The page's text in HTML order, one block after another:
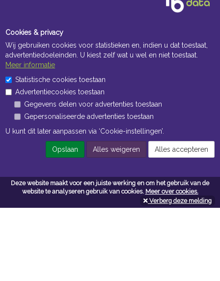
Deze website maakt voor een juiste werking en om het gebruik van de
website te analyseren gebruik van cookies. Meer over cookies.
Verberg deze melding
Contacteer ons
Cookies & privacy
Wij gebruiken cookies voor statistieken en, indien u dat toestaat,
advertentiedoeleinden. U kiest zelf wat u wel en niet toestaat.
Meer informatie
Statistische cookies toestaan
Advertentiecookies toestaan
Gegevens delen voor advertenties toestaan
Gepersonaliseerde advertenties toestaan
U kunt dit later aanpassen via ‘Cookie-instellingen’.
Opslaan Alles weigeren Alles accepteren